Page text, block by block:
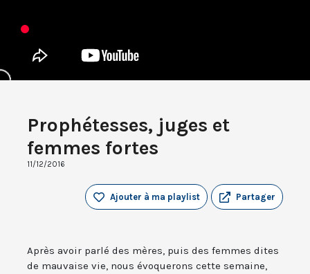
Prophétesses, juges et
femmes fortes
11/12/2016
Partager
Ajouter à ma playlist
Après avoir parlé des mères, puis des femmes dites
de mauvaise vie, nous évoquerons cette semaine,